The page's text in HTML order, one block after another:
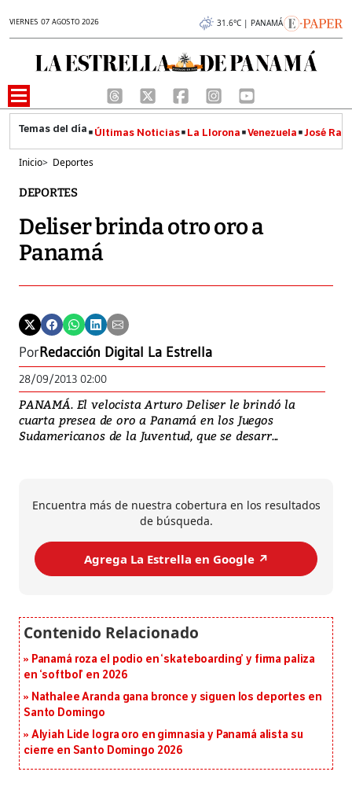
VIERNES 07 AGOSTO 2026 31.6°C | PANAMÁ
Últimas Noticias La Llorona Venezuela José
Inicio> Deportes
DEPORTES
Deliser brinda otro oro a
Panamá
PorRedacción Digital La Estrella
28/09/2013 02:00
PANAMÁ. El velocista Arturo Deliser le brindó la
cuarta presea de oro a Panamá en los Juegos
Sudamericanos de la Juventud, que se desarr...
Encuentra más de nuestra cobertura en los resultados
de búsqueda.
Agrega La Estrella en Google ↗️
Panamá roza el podio en ‘skateboarding’ y firma paliza
en ‘softbol’ en 2026
Nathalee Aranda gana bronce y siguen los deportes en
Santo Domingo
Alyiah Lide logra oro en gimnasia y Panamá alista su
cierre en Santo Domingo 2026